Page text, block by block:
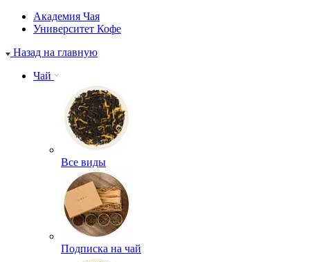
Академия Чая
Университет Кофе
Назад на главную
Чай
Все виды
Подписка на чай